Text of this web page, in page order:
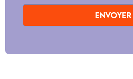
Envoyer